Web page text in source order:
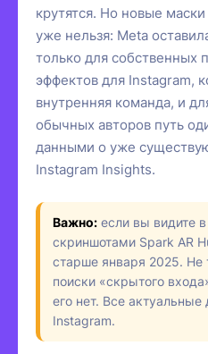
крутятся. Но новые
уже нельзя: Meta
только для собственных
эффектов для Instagram,
внутренняя команда, и
обычных авторов путь
данными о уже
Instagram Insights.
Важно: если вы видите
скриншотами Spark AR
старше января 2025. Не
поиски «скрытого
его нет. Все
Instagram.